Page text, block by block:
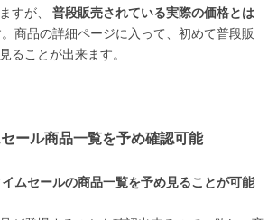
すが、 普段販売されている実際の価格とは
商品の詳細ページに入って、初めて普段販
ることが出来ます。
ール商品一覧を予め確認可能
ムセールの商品一覧を予め見ることが可能